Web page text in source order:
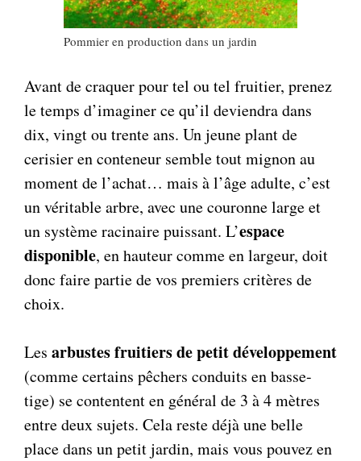
Pommier en production dans un jardin
Avant de craquer pour tel ou tel fruitier, prenez
le temps d’imaginer ce qu’il deviendra dans
dix, vingt ou trente ans. Un jeune plant de
cerisier en conteneur semble tout mignon au
moment de l’achat… mais à l’âge adulte, c’est
un véritable arbre, avec une couronne large et
un système racinaire puissant. L’espace
disponible, en hauteur comme en largeur, doit
donc faire partie de vos premiers critères de
choix.
Les arbustes fruitiers de petit développement
(comme certains pêchers conduits en basse-
tige) se contentent en général de 3 à 4 mètres
entre deux sujets. Cela reste déjà une belle
place dans un petit jardin, mais vous pouvez en